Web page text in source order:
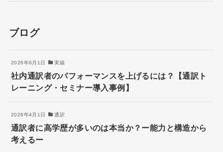
ブログ
2026年6月1日 実績
社内通訳者のパフォーマンスを上げるには？【通訳ト
レーニング・セミナー導入事例】
2026年4月1日 通訳
通訳者に高学歴が多いのは本当か？ー能力と構造から
考えるー